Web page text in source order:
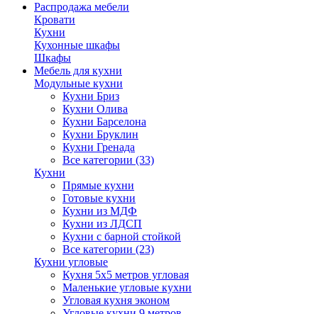
Распродажа мебели
Кровати
Кухни
Кухонные шкафы
Шкафы
Мебель для кухни
Модульные кухни
Кухни Бриз
Кухни Олива
Кухни Барселона
Кухни Бруклин
Кухни Гренада
Все категории (33)
Кухни
Прямые кухни
Готовые кухни
Кухни из МДФ
Кухни из ЛДСП
Кухни с барной стойкой
Все категории (23)
Кухни угловые
Кухня 5х5 метров угловая
Маленькие угловые кухни
Угловая кухня эконом